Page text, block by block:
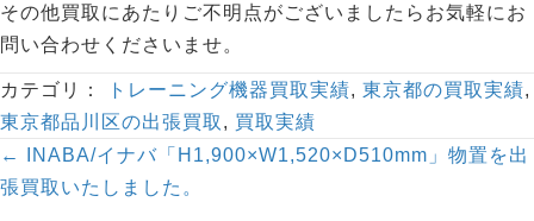
その他買取にあたりご不明点がございましたらお気軽にお
問い合わせくださいませ。
カテゴリ： トレーニング機器買取実績, 東京都の買取実績,
東京都品川区の出張買取 , 買取実績
Posts
navigation
← INABA/イナバ「H1,900×W1,520×D510mm」物置を出
張買取いたしました。